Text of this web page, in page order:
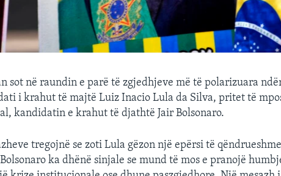
sot në raundin e parë të zgjedhjeve më të polarizuara
i krahut të majtë Luiz Inacio Lula da Silva, pritet të
kandidatin e krahut të djathtë Jair Bolsonaro.
tregojnë se zoti Lula gëzon një epërsi të
ka dhënë sinjale se mund të mos e pranojë